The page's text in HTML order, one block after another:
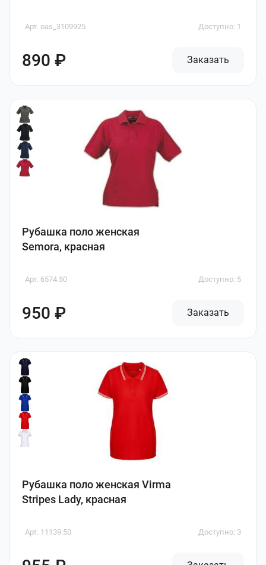
Арт. oas_3109925 Доступно: 1
890 ₽ Заказать
Рубашка поло женская
Semora, красная
Арт. 6574.50 Доступно: 5
950 ₽ Заказать
Рубашка поло женская Virma
Stripes Lady, красная
Арт. 11139.50 Доступно: 3